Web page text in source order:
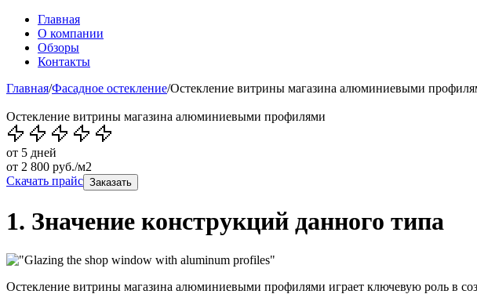
Главная
О компании
Обзоры
Контакты
Главная/Фасадное остекление/Остекление витрины магазина алюминиевыми
Остекление витрины магазина алюминиевыми профилями
от 5 дней
от 2 800 руб./м2
Скачать прайс Заказать
1. Значение конструкций данного типа
Остекление витрины магазина алюминиевыми профилями играет ключевую роль в